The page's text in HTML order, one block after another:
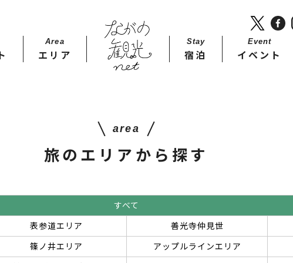
Area
エリア
Stay​
宿泊
Event
イベント
area
旅のエリアから探す
すべて
表参道エリア 善光寺仲見世
篠ノ井エリア アップルラインエリア